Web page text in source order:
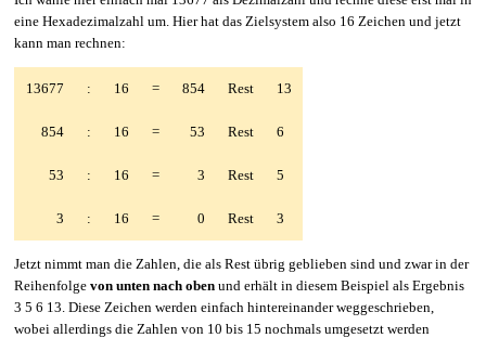
eine Hexadezimalzahl um. Hier hat das Zielsystem also 16 Zeichen und jetzt
kann man rechnen:
13677 : 16 = 854 Rest 13
854 : 16 = 53 Rest 6
53 : 16 = 3 Rest 5
3 : 16 = 0 Rest 3
Jetzt nimmt man die Zahlen, die als Rest übrig geblieben sind und zwar in der
Reihenfolge von unten nach oben und erhält in diesem Beispiel als Ergebnis
3 5 6 13. Diese Zeichen werden einfach hintereinander weggeschrieben,
wobei allerdings die Zahlen von 10 bis 15 nochmals umgesetzt werden